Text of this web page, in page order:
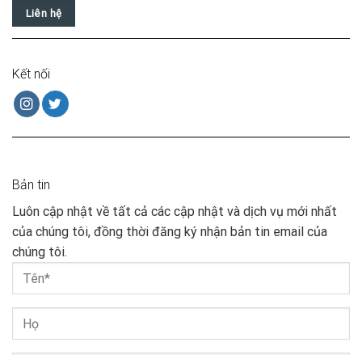
Liên hệ
Kết nối
Bản tin
Luôn cập nhật về tất cả các cập nhật và dịch vụ mới nhất
của chúng tôi, đồng thời đăng ký nhận bản tin email của
chúng tôi.